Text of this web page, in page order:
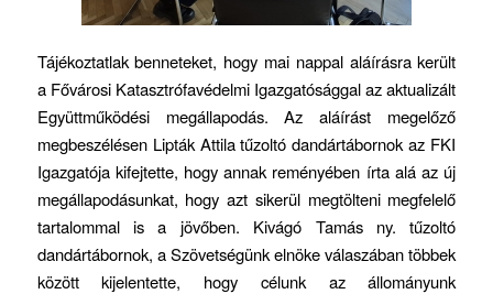
Tájékoztatlak benneteket, hogy mai nappal aláírásra került
a Fővárosi Katasztrófavédelmi Igazgatósággal az aktualizált
Együttműködési megállapodás. Az aláírást megelőző
megbeszélésen Lipták Attila tűzoltó dandártábornok az FKI
Igazgatója kifejtette, hogy annak reményében írta alá az új
megállapodásunkat, hogy azt sikerül megtölteni megfelelő
tartalommal is a jövőben. Kivágó Tamás ny. tűzoltó
dandártábornok, a Szövetségünk elnöke válaszában többek
között kijelentette, hogy célunk az állományunk